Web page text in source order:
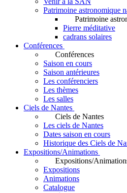
Patrimoine astronomique
Patrimoine
Pierre méditative
cadrans solaires
Conférences
Conférences
Saison en cours
Saison antérieures
Les conférenciers
Les thèmes
Les salles
Ciels de Nantes
Ciels de Nantes
Les ciels de Nantes
Dates saison en cours
Historique des Ciels de
Expositions/Animations
Expositions/
Expositions
Animations
Catalogue